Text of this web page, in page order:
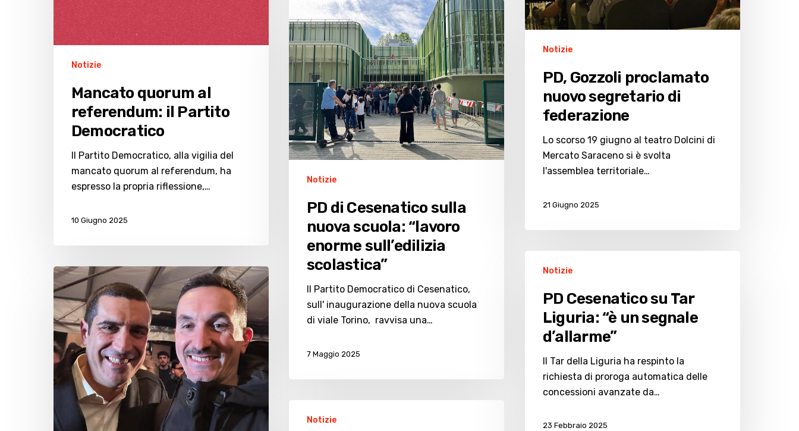
Notizie
PD, Gozzoli proclamato
nuovo segretario di
federazione
Lo scorso 19 giugno al teatro Dolcini di
Mercato Saraceno si è svolta
l'assemblea territoriale…
21 Giugno 2025
Notizie
Mancato quorum al
referendum: il Partito
Democratico
Il Partito Democratico, alla vigilia del
mancato quorum al referendum, ha
espresso la propria riflessione,…
10 Giugno 2025
di
Cesenatico
sulla
nuova
scuola:
“lavoro
enorme
sull’edilizia
scolastica”
Notizie
PD di Cesenatico sulla
nuova scuola: “lavoro
enorme sull’edilizia
scolastica”
Il Partito Democratico di Cesenatico,
sull' inaugurazione della nuova scuola
di viale Torino, ravvisa una…
7 Maggio 2025
Cesenatico
Liguria:
segnale
d’allarme”
Notizie
PD Cesenatico su Tar
Liguria: “è un segnale
d’allarme”
Il Tar della Liguria ha respinto la
richiesta di proroga automatica delle
concessioni avanzate da…
23 Febbraio 2025
“Il
Partito
Democratico
è
nettamente
il
primo
partito
Cesenatico”
LucchiNotizie